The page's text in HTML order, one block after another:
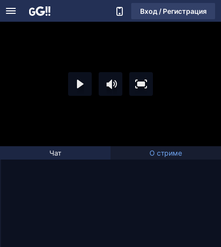
Вход / Регистрация
Чат О стриме